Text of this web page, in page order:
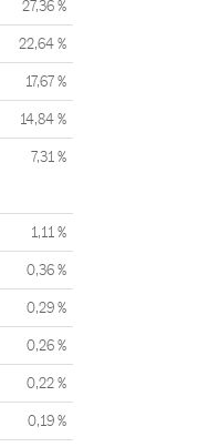
27,36 %
22,64 %
17,67 %
14,84 %
7,31 %
1,11 %
0,36 %
0,29 %
0,26 %
0,22 %
0,19 %